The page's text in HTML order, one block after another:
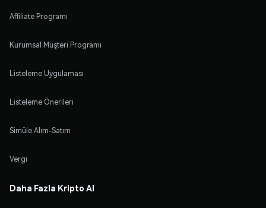
Affiliate Programı
Kurumsal Müşteri Programı
Listeleme Uygulaması
Listeleme Önerileri
Simüle Alım-Satım
Vergi
Daha Fazla Kripto Al